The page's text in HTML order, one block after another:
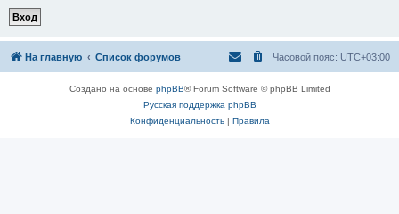
На главную Список форумов Часовой пояс: UTC+03:00
Создано на основе phpBB® Forum Software © phpBB Limited
Русская поддержка phpBB
Конфиденциальность| Правила